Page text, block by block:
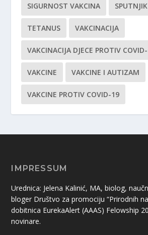
SIGURNOST VAKCINA
TETANUS VAKCINACIJA
VAKCINACIJA DJECE PROTIV
VAKCINE VAKCINE I AUTIZAM
VAKCINE PROTIV COVID-19
IMPRESSUM
Urednica: Jelena Kalinić, MA, biolog,
bloger Društvo za promociju “Prirodnih
dobitnica EurekaAlert (AAAS) Felowship
novinare.